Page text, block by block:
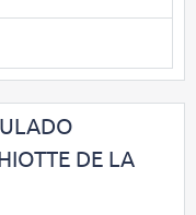
DE LA